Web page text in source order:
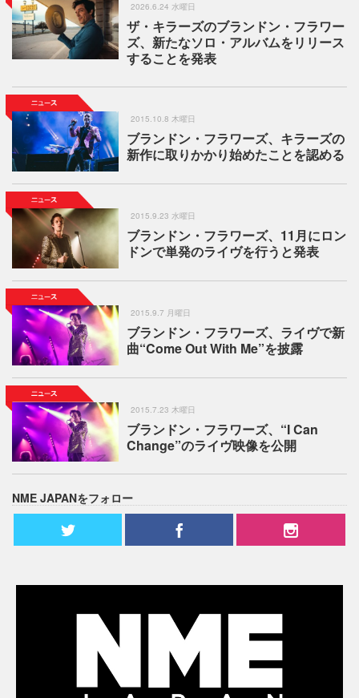
2026.6.24 水曜日
ザ・キラーズのブランドン・フラワー
ズ、新たなソロ・アルバムをリリース
することを発表
2015.10.8 木曜日
ブランドン・フラワーズ、キラーズの
新作に取りかかり始めたことを認める
2015.9.23 水曜日
ブランドン・フラワーズ、11月にロン
ドンで単発のライヴを行うと発表
2015.9.7 月曜日
ブランドン・フラワーズ、ライヴで新
曲“Come Out With Me”を披露
2015.7.23 木曜日
ブランドン・フラワーズ、“I Can
Change”のライヴ映像を公開
NME JAPANをフォロー